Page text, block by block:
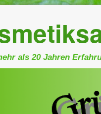
als 20 Jahren